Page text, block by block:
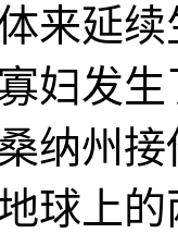
来延
妇发
纳州
球上